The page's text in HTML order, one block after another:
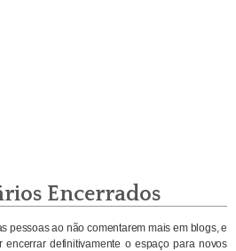
Encerrados
pessoas ao não comentarem mais em blogs, e
definitivamente o espaço para novos